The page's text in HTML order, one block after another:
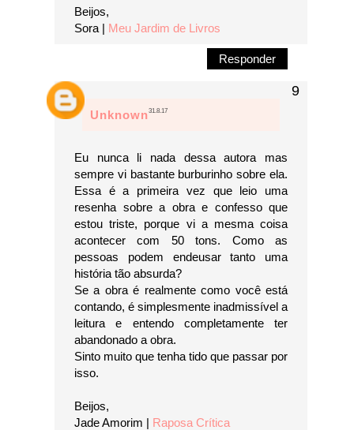
Beijos,
Sora | Meu Jardim de Livros
Responder
Unknown31.8.17
Eu nunca li nada dessa autora mas
sempre vi bastante burburinho sobre ela.
Essa é a primeira vez que leio uma
resenha sobre a obra e confesso que
estou triste, porque vi a mesma coisa
acontecer com 50 tons. Como as
pessoas podem endeusar tanto uma
história tão absurda?
Se a obra é realmente como você está
contando, é simplesmente inadmissível a
leitura e entendo completamente ter
abandonado a obra.
Sinto muito que tenha tido que passar por
isso.
Beijos,
Jade Amorim | Raposa Crítica